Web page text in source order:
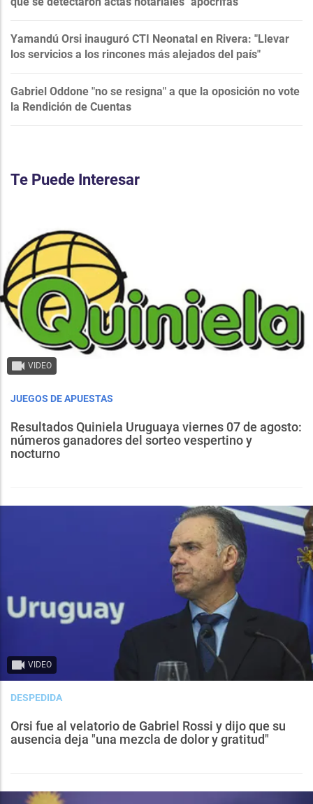
Yamandú Orsi inauguró CTI Neonatal en Rivera: "Llevar
los servicios a los rincones más alejados del país"
Gabriel Oddone "no se resigna" a que la oposición no vote
la Rendición de Cuentas
Te Puede Interesar
VIDEO
JUEGOS DE APUESTAS
Resultados Quiniela Uruguaya viernes 07 de agosto:
números ganadores del sorteo vespertino y
nocturno
VIDEO
DESPEDIDA
Orsi fue al velatorio de Gabriel Rossi y dijo que su
ausencia deja "una mezcla de dolor y gratitud"